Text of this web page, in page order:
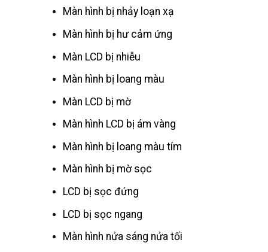
Màn hình bị nhảy loạn xạ
Màn hình bị hư cảm ứng
Màn LCD bị nhiễu
Màn hình bị loang màu
Màn LCD bị mờ
Màn hình LCD bị ám vàng
Màn hình bị loang màu tím
Màn hình bị mờ sọc
LCD bị sọc đứng
LCD bị sọc ngang
Màn hình nửa sáng nửa tối